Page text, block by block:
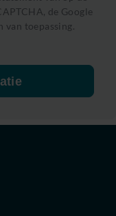
de Google
van toepassing.